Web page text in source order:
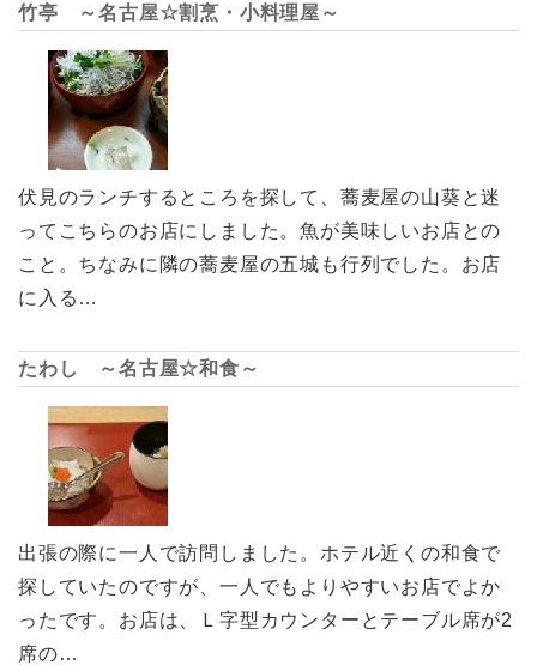
竹亭 ～名古屋☆割烹・小料理屋～
伏見のランチするところを探して、蕎麦屋の山葵と迷
ってこちらのお店にしました。魚が美味しいお店との
こと。ちなみに隣の蕎麦屋の五城も行列でした。お店
に入る…
たわし ～名古屋☆和食～
出張の際に一人で訪問しました。ホテル近くの和食で
探していたのですが、一人でもよりやすいお店でよか
ったです。お店は、Ｌ字型カウンターとテーブル席が2
席の…